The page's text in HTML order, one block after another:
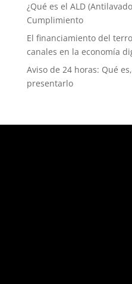
¿Qué es el ALD
Cumplimiento
El financiamiento del
canales en la economía
Aviso de 24 horas: Qué
presentarlo